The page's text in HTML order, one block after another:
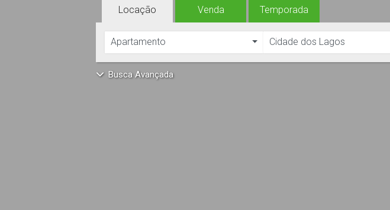
Locação Venda Temporada
Apartamento Cidade dos Lagos
Busca Avançada